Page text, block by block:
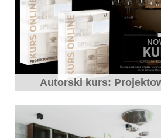
Autorski kurs: